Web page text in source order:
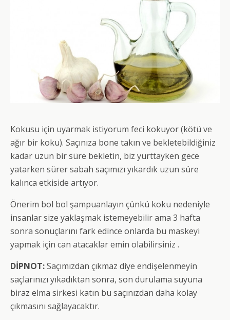
Kokusu için uyarmak istiyorum feci kokuyor (kötü ve
ağır bir koku). Saçınıza bone takın ve bekletebildiğiniz
kadar uzun bir süre bekletin, biz yurttayken gece
yatarken sürer sabah saçımızı yıkardık uzun süre
kalınca etkiside artıyor.
Önerim bol bol şampuanlayın çünkü koku nedeniyle
insanlar size yaklaşmak istemeyebilir ama 3 hafta
sonra sonuçlarını fark edince onlarda bu maskeyi
yapmak için can atacaklar emin olabilirsiniz .
DİPNOT:Saçımızdan çıkmaz diye endişelenmeyin
saçlarınızı yıkadıktan sonra, son durulama suyuna
biraz elma sirkesi katın bu saçınızdan daha kolay
çıkmasını sağlayacaktır.